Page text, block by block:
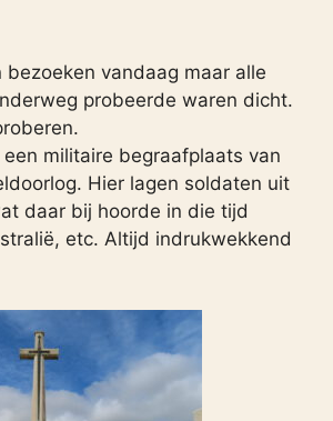
bezoeken vandaag maar alle
probeerde waren dicht.
militaire begraafplaats van
Hier lagen soldaten uit
daar bij hoorde in die tijd
etc. Altijd indrukwekkend